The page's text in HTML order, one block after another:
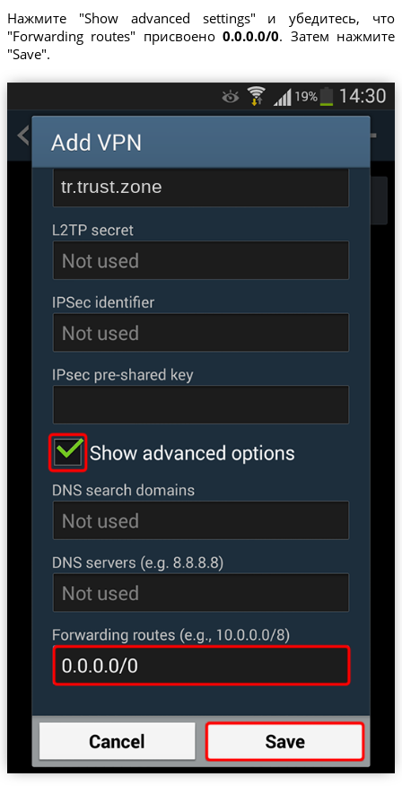
Нажмите "Show advanced settings" и убедитесь, что
"Forwarding routes" присвоено0.0.0.0/0. Затем нажмите
"Save".
tr.trust.zone